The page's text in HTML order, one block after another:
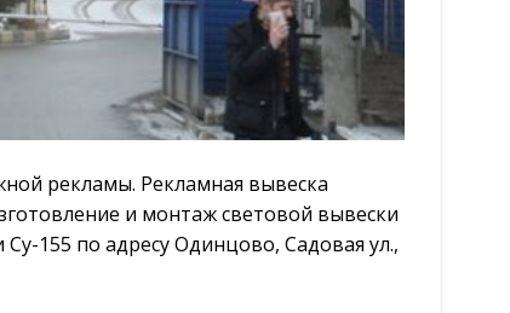
рекламы. Рекламная вывеска
и монтаж световой вывески
155 по адресу Одинцово, Садовая ул.,